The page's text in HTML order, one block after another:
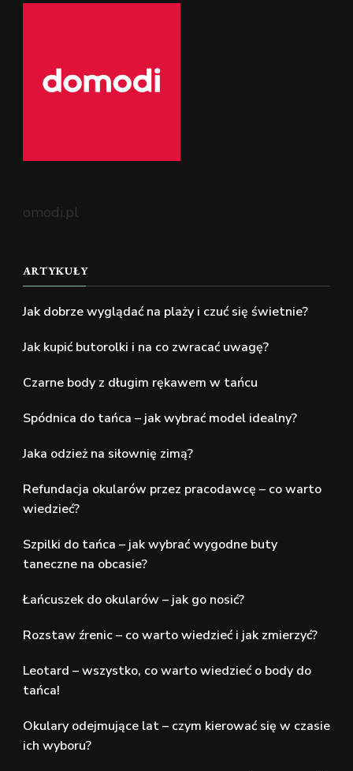
omodi.pl
ARTYKUŁY
Jak dobrze wyglądać na plaży i czuć się świetnie?
Jak kupić butorolki i na co zwracać uwagę?
Czarne body z długim rękawem w tańcu
Spódnica do tańca – jak wybrać model idealny?
Jaka odzież na siłownię zimą?
Refundacja okularów przez pracodawcę – co warto
wiedzieć?
Szpilki do tańca – jak wybrać wygodne buty
taneczne na obcasie?
Łańcuszek do okularów – jak go nosić?
Rozstaw źrenic – co warto wiedzieć i jak zmierzyć?
Leotard – wszystko, co warto wiedzieć o body do
tańca!
Okulary odejmujące lat – czym kierować się w czasie
ich wyboru?